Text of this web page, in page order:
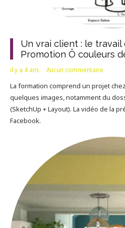
Un vrai client : le travail
Promotion Ô couleurs
il y a 4 ans Aucun commentaire
La formation comprend un projet
quelques images, notamment du
(SketchUp + Layout). La vidéo de la
Facebook.